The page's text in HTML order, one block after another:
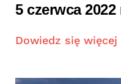
5 czerwca 2022
Dowiedz się więcej